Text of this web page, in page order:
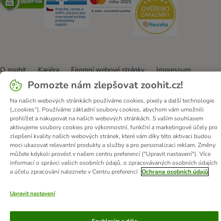
O zoohit Kariéra Firemní webové stránky
Impressum
Všeobecné obchodní podmínky
Zde odstoupit od smlouvy
Zákon o digitálních službách
Likvidace baterií
Kontakt
Poštovné a dodací termín
Způsoby platby
Partnerský program
Ochrana osobních údajů
Ochrana osobních údajů
Prohlášení o přístupnosti
© zooplus SE2026
Pomozte nám zlepšovat zoohit.cz!
Na našich webových stránkách používáme cookies, pixely a další technologie
(„cookies“). Používáme základní soubory cookies, abychom vám umožnili
prohlížet a nakupovat na našich webových stránkách. S vaším souhlasem
aktivujeme soubory cookies pro výkonnostní, funkční a marketingové účely pro
zlepšení kvality našich webových stránek, které vám díky této aktivaci budou
moci ukazovat relevantní produkty a služby a pro personalizaci reklam. Změny
můžete kdykoli provést v našem centru preferencí ("Upravit nastavení"). Více
informací o správci vašich osobních údajů, o zpracovávaných osobních údajích
a účelu zpracování naleznete v Centru preferencí Ochrana osobních údajů
Upravit nastavení